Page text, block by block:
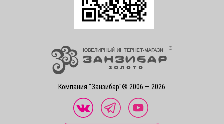
Компания "Занзибар"® 2006 — 2026